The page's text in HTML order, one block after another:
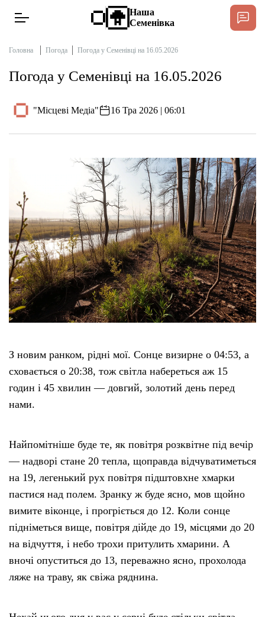
Публікації
Довідник
Редакційна політика
Етичний кодекс
Рекламні прайси
Про нас
Бюджет
Контакти
Наша
Семенівка
Головна Погода Погода у Семенівці на 16.05.2026
Погода у Семенівці на 16.05.2026
"Місцеві Медіа" 16 Тра 2026 | 06:01
З новим ранком, рідні мої. Сонце визирне о 04:53, а
сховається о 20:38, тож світла набереться аж 15
годин і 45 хвилин — довгий, золотий день перед
нами.
Найпомітніше буде те, як повітря розквітне під вечір
— надворі стане 20 тепла, щоправда відчуватиметься
на 19, легенький рух повітря підштовхне хмарки
пастися над полем. Зранку ж буде ясно, мов щойно
вимите віконце, і прогріється до 12. Коли сонце
підніметься вище, повітря дійде до 19, місцями до 20
на відчуття, і небо трохи притулить хмарини. А
вночі опуститься до 13, переважно ясно, прохолода
ляже на траву, як свіжа ряднина.